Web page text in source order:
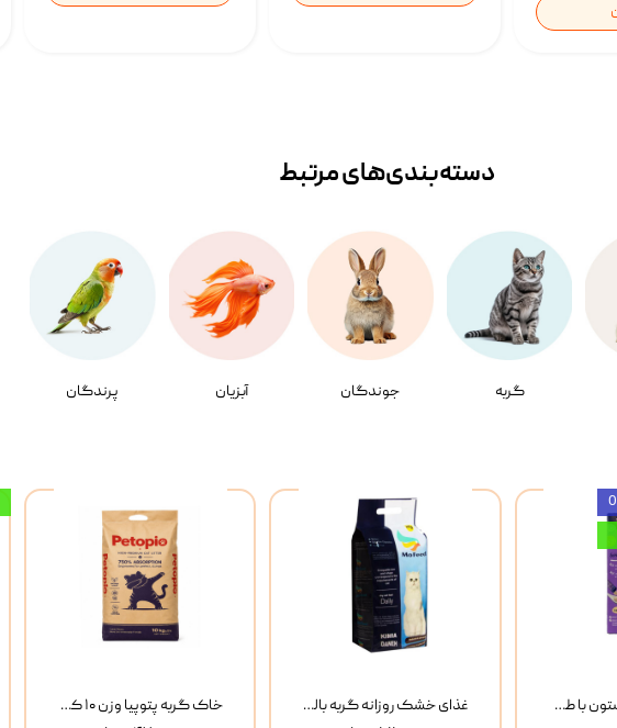
گربه جوندگان آبزیان پرندگان
دسته‌بندی‌‌های مرتبط
خاک گربه پتوپیا وزن ۱۰ کیلوگرم غذای خشک روزانه گربه بالغ مفید MoFeed Adult Daily Cat Food وزن 2 کیلوگرم بستنی گربه وینستون با طعم مرغ و ماهی Winstone Chicken & Fish بسته 8 عددی